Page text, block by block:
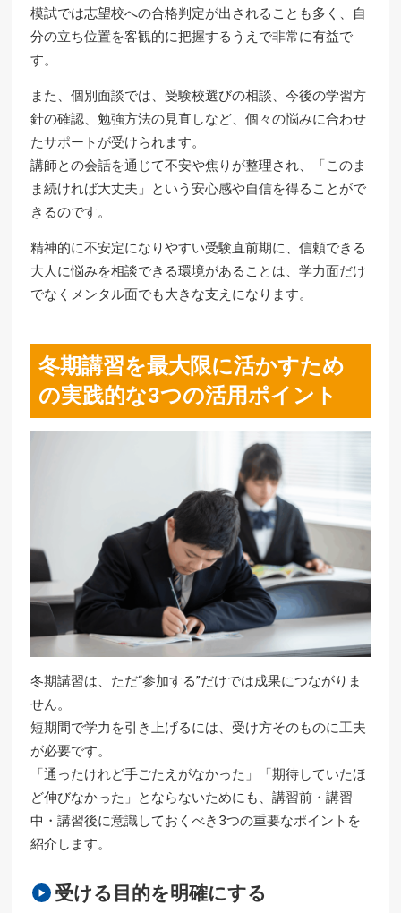
模試では志望校への合格判定が出されることも多く、自
分の立ち位置を客観的に把握するうえで非常に有益で
す。
また、個別面談では、受験校選びの相談、今後の学習方
針の確認、勉強方法の見直しなど、個々の悩みに合わせ
たサポートが受けられます。
講師との会話を通じて不安や焦りが整理され、「このま
ま続ければ大丈夫」という安心感や自信を得ることがで
きるのです。
精神的に不安定になりやすい受験直前期に、信頼できる
大人に悩みを相談できる環境があることは、学力面だけ
でなくメンタル面でも大きな支えになります。
冬期講習を最大限に活かすため
の実践的な3つの活用ポイント
冬期講習は、ただ“参加する”だけでは成果につながりま
せん。
短期間で学力を引き上げるには、受け方そのものに工夫
が必要です。
「通ったけれど手ごたえがなかった」「期待していたほ
ど伸びなかった」とならないためにも、講習前・講習
中・講習後に意識しておくべき3つの重要なポイントを
紹介します。
受ける目的を明確にする